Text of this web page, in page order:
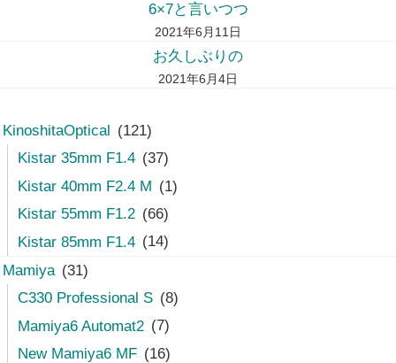
6×7と言いつつ
2021年6月11日
お久しぶりの
2021年6月4日
KinoshitaOptical (121)
Kistar 35mm F1.4 (37)
Kistar 40mm F2.4 M (1)
Kistar 55mm F1.2 (66)
Kistar 85mm F1.4 (14)
Mamiya (31)
C330 Professional S (8)
Mamiya6 Automat2 (7)
New Mamiya6 MF (16)